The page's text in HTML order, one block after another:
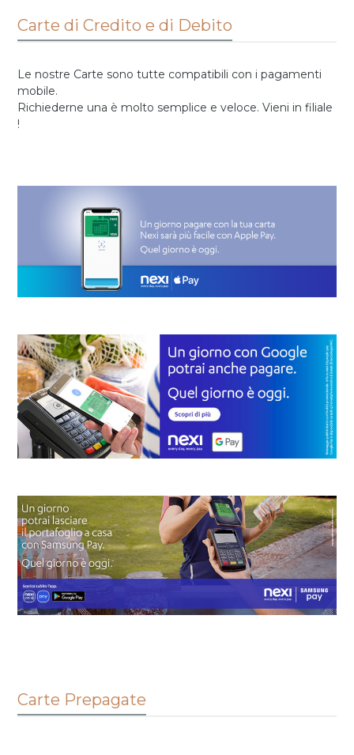
Carte di Credito e di Debito
Le nostre Carte sono tutte compatibili con i pagamenti
mobile.
Richiederne una è molto semplice e veloce. Vieni in filiale
!
Carte Prepagate